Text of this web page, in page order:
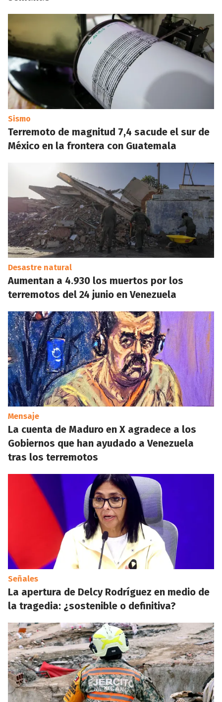
Sismo
Terremoto de magnitud 7,4 sacude el sur de
México en la frontera con Guatemala
Desastre natural
Aumentan a 4.930 los muertos por los
terremotos del 24 junio en Venezuela
Mensaje
La cuenta de Maduro en X agradece a los
Gobiernos que han ayudado a Venezuela
tras los terremotos
Señales
La apertura de Delcy Rodríguez en medio de
la tragedia: ¿sostenible o definitiva?